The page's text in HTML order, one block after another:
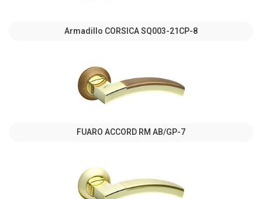
Armadillo CORSICA SQ003-21CP-8
FUARO ACCORD RM AB/GP-7